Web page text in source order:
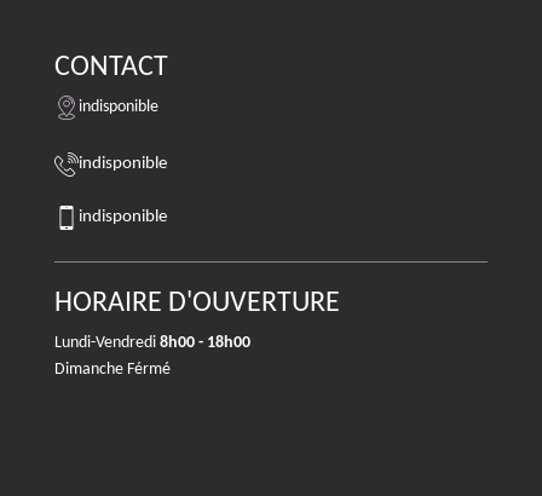
CONTACT
indisponible
indisponible
indisponible
HORAIRE D'OUVERTURE
Lundi-Vendredi 8h00 - 18h00
Dimanche Férmé